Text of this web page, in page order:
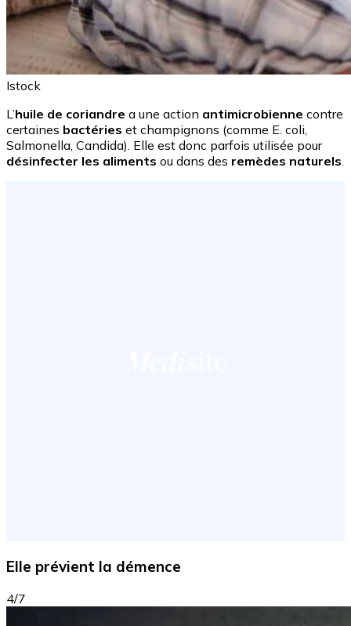
Istock
L’huile de coriandre a une action antimicrobienne contre
certaines bactéries et champignons (comme E. coli,
Salmonella, Candida). Elle est donc parfois utilisée pour
désinfecter les aliments ou dans des remèdes naturels.
Elle prévient la démence
4/7